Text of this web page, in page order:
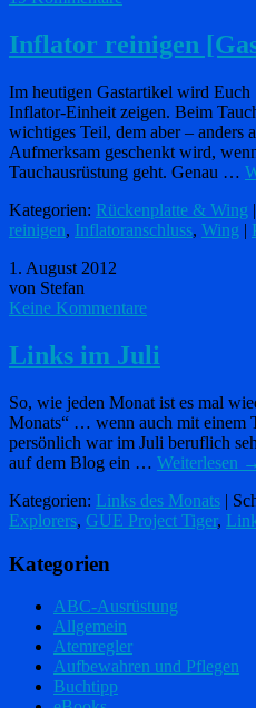
Inflator reinigen
Im heutigen Gastartikel wird Euch
Inflator-Einheit zeigen. Beim
wichtiges Teil, dem aber – anders
Aufmerksam geschenkt wird,
Tauchausrüstung geht. Genau …
Kategorien: Rückenplatte & Wing
reinigen, Inflatoranschluss, Wing |
1. August 2012
von Stefan
Keine Kommentare
Links im Juli
So, wie jeden Monat ist es mal
Monats“ … wenn auch mit einem
persönlich war im Juli beruflich
auf dem Blog ein … Weiterlesen →
Kategorien: Links des Monats |
Explorers, GUE Project Tiger,
Kategorien
ABC-Ausrüstung
Allgemein
Atemregler
Aufbewahren und Pflegen
Buchtipp